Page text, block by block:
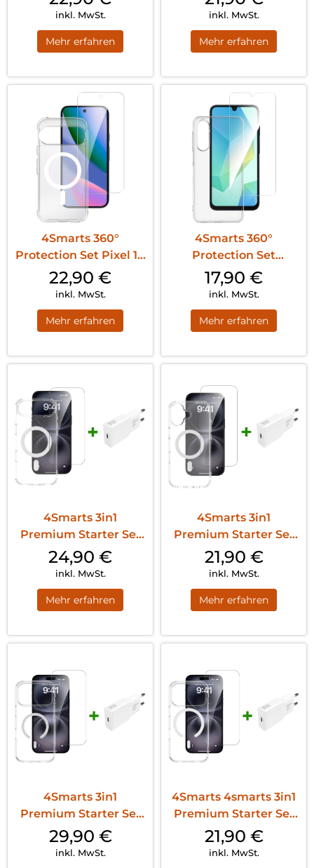
MagSafe Transparent
inkl. MwSt.
Mehr erfahren
MagSafe Transparent
inkl. MwSt.
Mehr erfahren
4Smarts 360°
Protection Set Pixel 10
Pro Transparent
22,90 €
inkl. MwSt.
Mehr erfahren
4Smarts 360°
Protection Set
Samsung Galaxy A17
Transparent
17,90 €
inkl. MwSt.
Mehr erfahren
4Smarts 3in1
Premium Starter Set
iPhone 17 Air MagSafe
Transparent
24,90 €
inkl. MwSt.
Mehr erfahren
4Smarts 3in1
Premium Starter Set
iPhone 17 MagSafe
Transparent
21,90 €
inkl. MwSt.
Mehr erfahren
4Smarts 3in1
Premium Starter Set
iPhone 17 Pro Max
MagSafe Transparent
29,90 €
inkl. MwSt.
4Smarts 4smarts 3in1
Premium Starter Set
iPhone 17 Pro
MagSafe Transparent
21,90 €
inkl. MwSt.